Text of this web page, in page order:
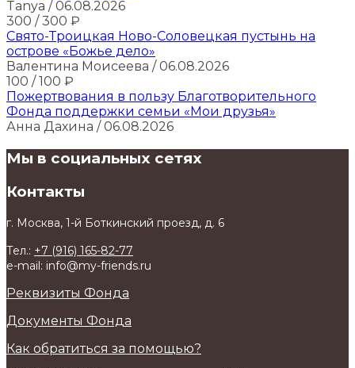
Tanya / 06.08.2026
300 / 300 ₽
Свято-Троицкая Ново-Соловецкая пустынь на
острове «Божье дело»
Валентина Моисеева / 06.08.2026
100 / 100 ₽
Пожертвования в пользу Благотворительного
Фонда поддержки семьи «Мои друзья»
Анна Дахина / 06.08.2026
Мы в социальных сетях
Контакты
г. Москва, 1-й Боткинский проезд, д. 6
Тел.: +7 (916) 165-82-77
e-mail: info@my-friends.ru
Реквизиты Фонда
Документы Фонда
Как обратиться за помощью?